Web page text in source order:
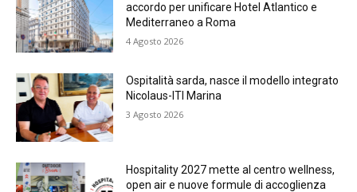
accordo per unificare Hotel Atlantico e
Mediterraneo a Roma
4 Agosto 2026
Ospitalità sarda, nasce il modello integrato
Nicolaus-ITI Marina
3 Agosto 2026
Hospitality 2027 mette al centro wellness,
open air e nuove formule di accoglienza